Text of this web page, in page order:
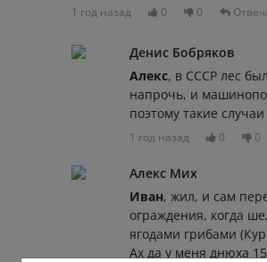
1 год назад 0 0
Денис Бобряков
Алекс, в СССР лес
напрочь, и
поэтому такие
1 год назад 0 0
Алекс Мих
Иван, жил, и сам
ограждения, когда
ягодами грибами
Ах да у меня днюха